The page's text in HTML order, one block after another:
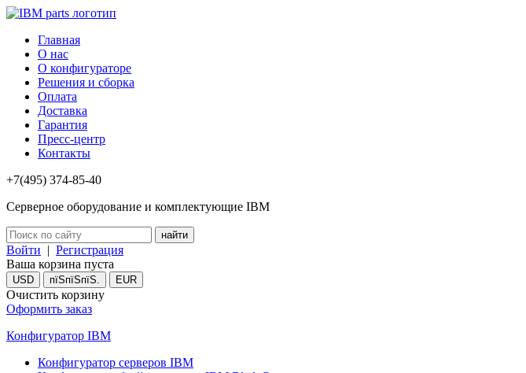
Главная
О нас
О конфигураторе
Решения и сборка
Оплата
Доставка
Гарантия
Пресс-центр
Контакты
+7(495) 374-85-40
Серверное оборудование и комплектующие IBM
Войти | Регистрация
Ваша корзина пуста
USD пїЅпїЅпїЅ. EUR
Очистить корзину
Оформить заказ
Конфигуратор IBM
Конфигуратор серверов IBM